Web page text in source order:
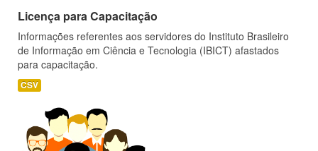
Licença para Capacitação
Informações referentes aos servidores do Instituto Brasileiro
de Informação em Ciência e Tecnologia (IBICT) afastados
para capacitação.
CSV